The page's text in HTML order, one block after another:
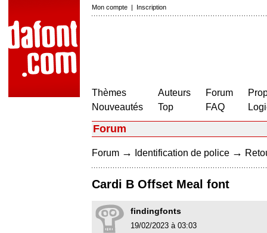
Mon compte | Inscription
Thèmes
Nouveautés
Auteurs
Top
Forum
FAQ
Forum
Forum → Identification de police →
Cardi B Offset Meal font
findingfonts
19/02/2023 à 03:03